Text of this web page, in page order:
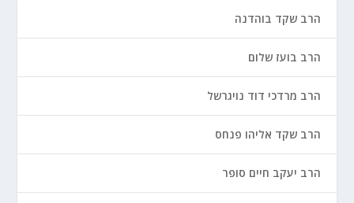
הרב שקד בוהדנה
הרב בועז שלום
הרב מרדכי דוד נויגרשל
הרב שקד אליהו פנחס
הרב יעקב חיים סופר